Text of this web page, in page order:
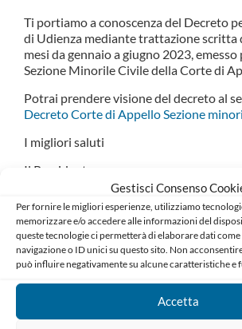
Gestisci Consenso
Per fornire le migliori esperienze, utilizziamo
memorizzare e/o accedere alle informazioni del
queste tecnologie ci permetterà di elaborare dati
navigazione o ID unici su questo sito. Non
può influire negativamente su alcune caratteristiche e
Accetta
Ti portiamo a conoscenza del Decreto
di Udienza mediante trattazione scritta
mesi da gennaio a giugno 2023,
Sezione Minorile Civile della Corte di
Potrai prendere visione del decreto al
Decreto Corte di Appello Sezione
I migliori saluti
Il Presidente
Salvatore D’Aluiso
Il Consigliere Segretario
Carlo Mariani